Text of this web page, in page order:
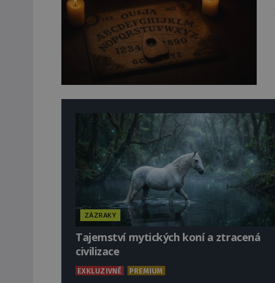
ZÁZRAKY
Tajemství mytických koní a ztracená
civilizace
EXKLUZIVNĚ PREMIUM